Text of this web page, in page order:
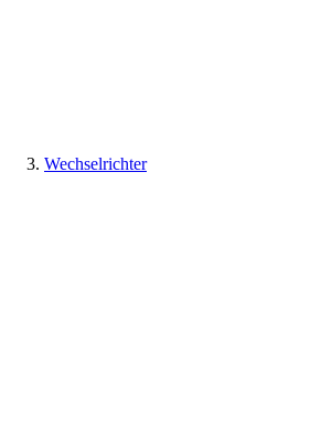
Wechselrichter